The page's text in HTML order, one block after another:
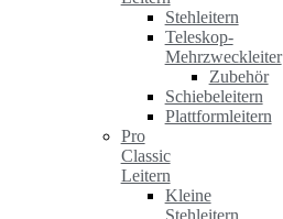
Stehleitern
Teleskop-
Mehrzweckleiter
Zubehör
Schiebeleitern
Plattformleitern
Pro
Classic
Leitern
Kleine
Stehleitern